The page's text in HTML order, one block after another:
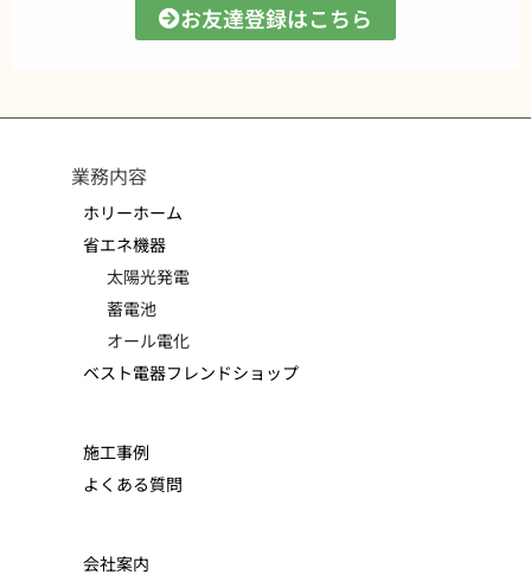
お友達登録はこちら
業務内容
ホリーホーム
省エネ機器
太陽光発電
蓄電池
オール電化
ベスト電器フレンドショップ
施工事例
よくある質問
会社案内